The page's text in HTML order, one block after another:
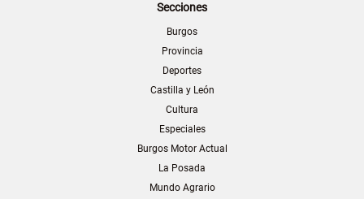
Secciones
Burgos
Provincia
Deportes
Castilla y León
Cultura
Especiales
Burgos Motor Actual
La Posada
Mundo Agrario